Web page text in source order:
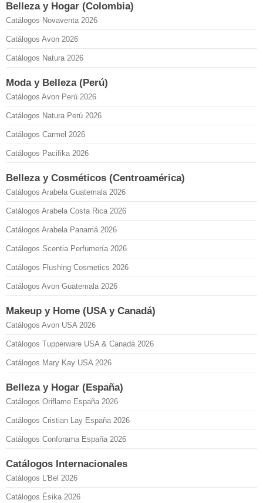
Belleza y Hogar (Colombia)
Catálogos Novaventa 2026
Catálogos Avon 2026
Catálogos Natura 2026
Moda y Belleza (Perú)
Catálogos Avon Perú 2026
Catálogos Natura Perú 2026
Catálogos Carmel 2026
Catálogos Pacifika 2026
Belleza y Cosméticos (Centroamérica)
Catálogos Arabela Guatemala 2026
Catálogos Arabela Costa Rica 2026
Catálogos Arabela Panamá 2026
Catálogos Scentia Perfumería 2026
Catálogos Flushing Cosmetics 2026
Catálogos Avon Guatemala 2026
Makeup y Home (USA y Canadá)
Catálogos Avon USA 2026
Catálogos Tupperware USA & Canadá 2026
Catálogos Mary Kay USA 2026
Belleza y Hogar (España)
Catálogos Oriflame España 2026
Catálogos Cristian Lay España 2026
Catálogos Conforama España 2026
Catálogos Internacionales
Catálogos L'Bel 2026
Catálogos Ésika 2026